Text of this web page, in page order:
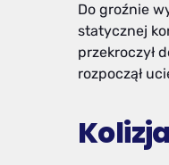
Do groźnie
statycznej
przekroczył
rozpoczął